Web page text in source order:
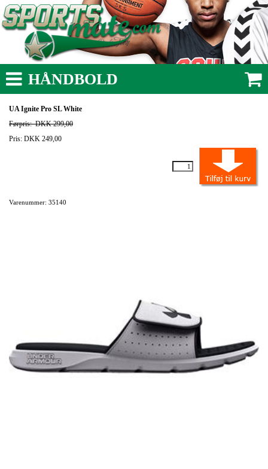
HÅNDBOLD
UA Ignite Pro SL White
Førpris:DKK 299,00
Pris: DKK 249,00
Varenummer: 35140